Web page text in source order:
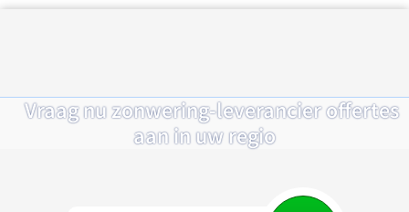
Vraag nu zonwering-leverancier offertes
aan in uw regio